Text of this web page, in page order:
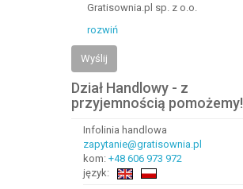
Gratisownia.pl sp. z o.o.
rozwiń
Wyślij
Dział Handlowy - z
przyjemnością pomożemy!
Infolinia handlowa
zapytanie@gratisownia.pl
kom: +48 606 973 972
język: